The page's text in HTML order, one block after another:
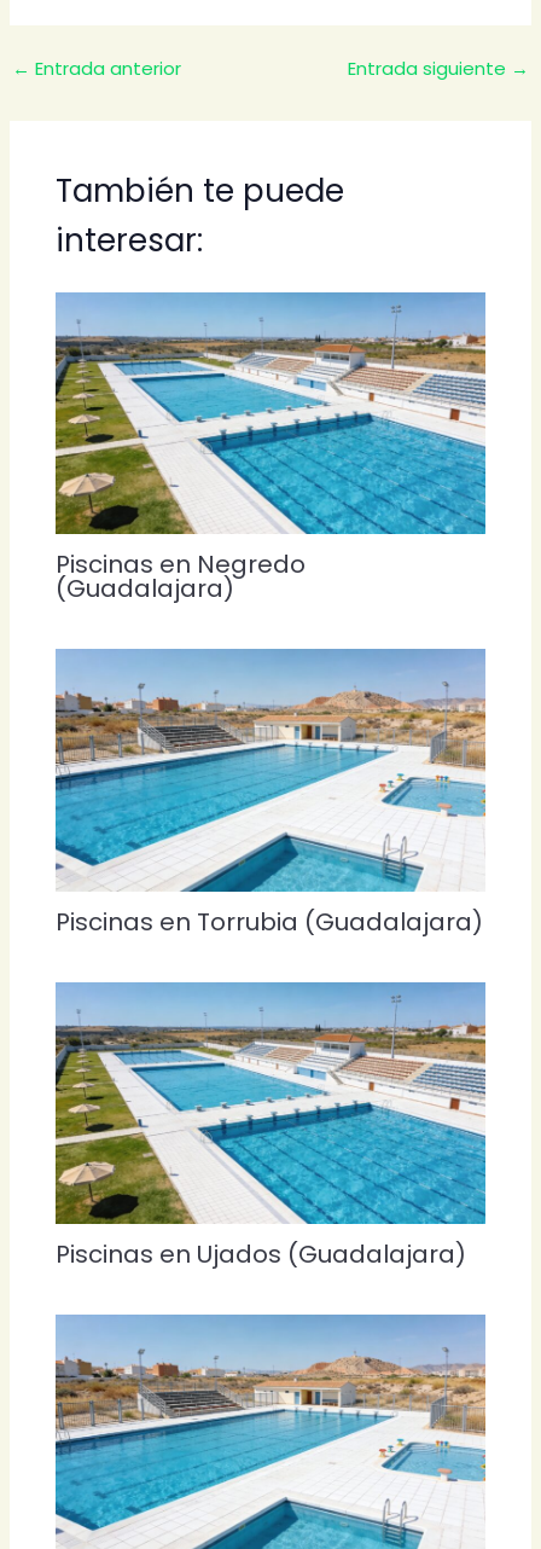
← Entrada anterior Entrada siguiente →
También te puede
interesar:
Piscinas en Negredo
(Guadalajara)
Piscinas en Torrubia (Guadalajara)
Piscinas en Ujados (Guadalajara)